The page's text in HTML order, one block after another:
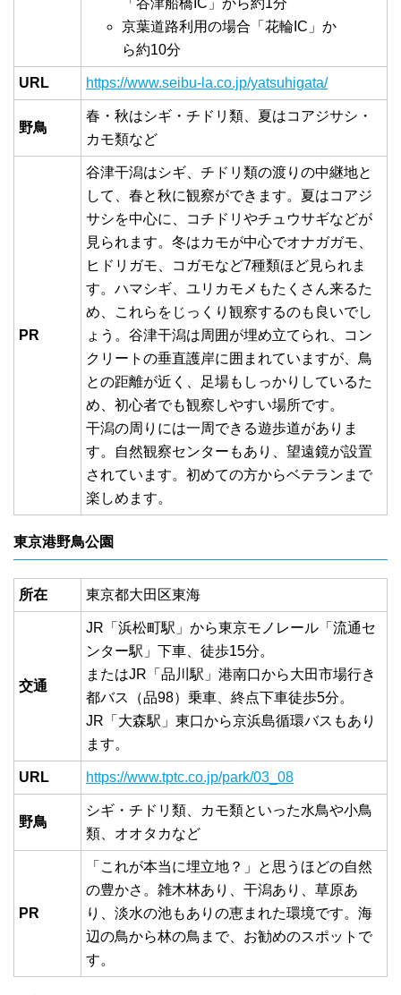
「谷津船橋IC」から約1分
京葉道路利用の場合「花輪IC」か
ら約10分
URL https://www.seibu-la.co.jp/yatsuhigata/
野鳥
春・秋はシギ・チドリ類、夏はコアジサシ・
カモ類など
PR
谷津干潟はシギ、チドリ類の渡りの中継地と
して、春と秋に観察ができます。夏はコアジ
サシを中心に、コチドリやチュウサギなどが
見られます。冬はカモが中心でオナガガモ、
ヒドリガモ、コガモなど7種類ほど見られま
す。ハマシギ、ユリカモメもたくさん来るた
め、これらをじっくり観察するのも良いでし
ょう。谷津干潟は周囲が埋め立てられ、コン
クリートの垂直護岸に囲まれていますが、鳥
との距離が近く、足場もしっかりしているた
め、初心者でも観察しやすい場所です。
干潟の周りには一周できる遊歩道がありま
す。自然観察センターもあり、望遠鏡が設置
されています。初めての方からベテランまで
楽しめます。
東京港野鳥公園
所在 東京都大田区東海
交通
JR「浜松町駅」から東京モノレール「流通セ
ンター駅」下車、徒歩15分。
またはJR「品川駅」港南口から大田市場行き
都バス（品98）乗車、終点下車徒歩5分。
JR「大森駅」東口から京浜島循環バスもあり
ます。
URL https://www.tptc.co.jp/park/03_08
野鳥
シギ・チドリ類、カモ類といった水鳥や小鳥
類、オオタカなど
PR
「これが本当に埋立地？」と思うほどの自然
の豊かさ。雑木林あり、干潟あり、草原あ
り、淡水の池もありの恵まれた環境です。海
辺の鳥から林の鳥まで、お勧めのスポットで
す。